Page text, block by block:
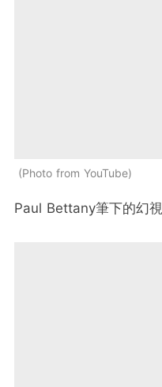
Photo from YouTube
Paul Bettany筆下的幻視